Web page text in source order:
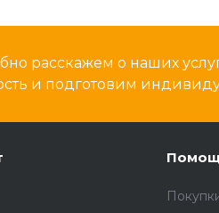
расскажем о наших
и подготовим